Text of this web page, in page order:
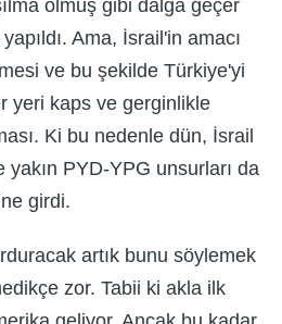
olmuş gibi dalga geçer
Ama, İsrail'in amacı
ve bu şekilde Türkiye'yi
yeri kaps ve gerginlikle
Ki bu nedenle dün, İsrail
PYD-YPG unsurları da
girdi.
artık bunu söylemek
zor. Tabii ki akla ilk